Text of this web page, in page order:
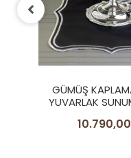
GÜMÜŞ KAPLAMA
SUNUMLUK